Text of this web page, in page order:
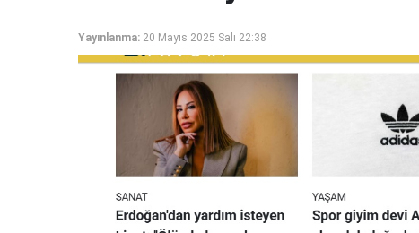
Yayınlanma: 20 Mayıs 2025 Salı 22:38